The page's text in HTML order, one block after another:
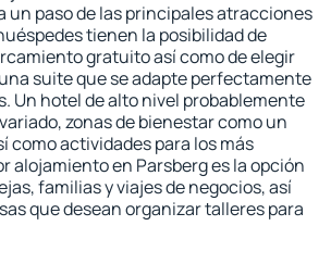
un paso de las principales atracciones
tienen la posibilidad de
gratuito así como de elegir
suite que se adapte perfectamente
Un hotel de alto nivel probablemente
zonas de bienestar como un
como actividades para los más
alojamiento en Parsberg es la opción
familias y viajes de negocios, así
que desean organizar talleres para